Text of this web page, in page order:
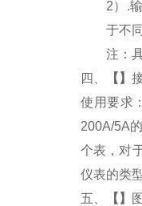
2） .
于不
注：
四、
【 】
使用要求
200A/5A
个表，对
仪表的类
五、
【 】